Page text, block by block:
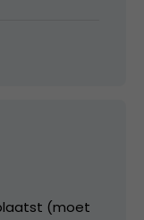
(moet